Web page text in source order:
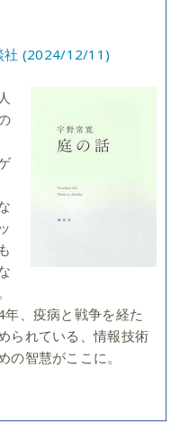
社 (2024/12/11)
年、疫病と戦争を経た
られている、情報技術
の智慧がここに。